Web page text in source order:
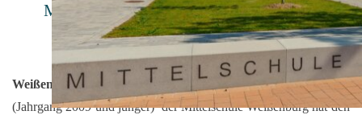
Mittelschüler holten sich den Volleyball
Bezirkstitel
Weißenburg: Die Volleyball- Schulmannschaft Jungen III/2
(Jahrgang 2009 und jünger) der Mittelschule Weißenburg hat den